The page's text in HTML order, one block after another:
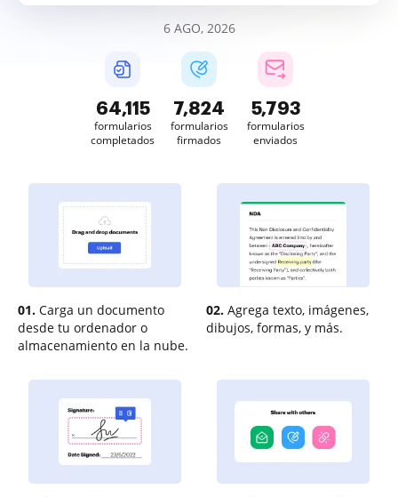
6 AGO, 2026
64,116
formularios
completados
7,824
formularios
firmados
5,793
formularios
enviados
01. Carga un documento
desde tu ordenador o
almacenamiento en la nube.
02. Agrega texto, imágenes,
dibujos, formas, y más.